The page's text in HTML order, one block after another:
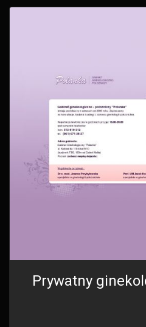
Prywatny